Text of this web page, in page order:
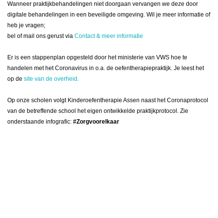
Wanneer praktijkbehandelingen niet doorgaan vervangen we deze door
digitale behandelingen in een beveiligde omgeving. Wil je meer informatie of
heb je vragen;
bel of mail ons gerust via Contact & meer informatie
Er is een stappenplan opgesteld door het ministerie van VWS hoe te
handelen met het Coronavirus in o.a. de oefentherapiepraktijk. Je leest het
op de site van de overheid.
Op onze scholen volgt Kinderoefentherapie Assen naast het Coronaprotocol
van de betreffende school het eigen ontwikkelde praktijkprotocol. Zie
onderstaande infografic: #Zorgvoorelkaar